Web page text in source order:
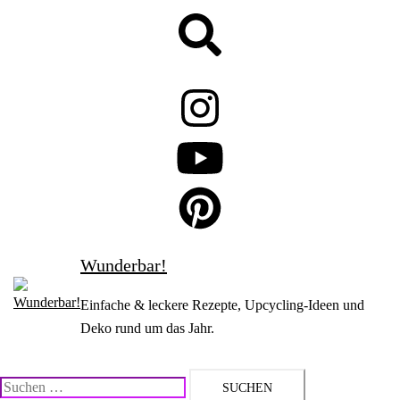
Wunderbar!
Einfache & leckere Rezepte, Upcycling-Ideen und
Deko rund um das Jahr.
Suchen